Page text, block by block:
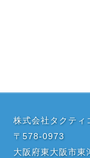
株式会社タクティ
〒578-0973
大阪府東大阪市